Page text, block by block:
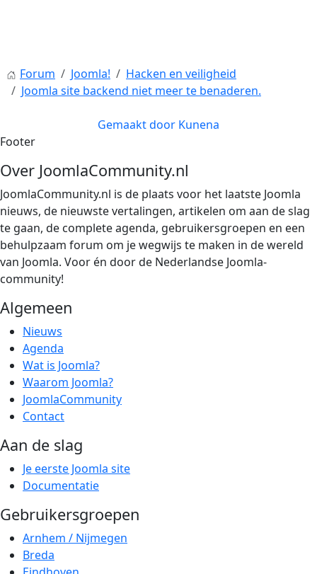
Forum Joomla!
Hacken en veiligheid
Joomla site backend niet meer te benaderen.
Gemaakt door Kunena
Footer
Over JoomlaCommunity.nl
JoomlaCommunity.nl is de plaats voor het laatste Joomla
nieuws, de nieuwste vertalingen, artikelen om aan de slag
te gaan, de complete agenda, gebruikersgroepen en een
behulpzaam forum om je wegwijs te maken in de wereld
van Joomla. Voor én door de Nederlandse Joomla-
community!
Algemeen
Nieuws
Agenda
Wat is Joomla?
Waarom Joomla?
JoomlaCommunity
Contact
Aan de slag
Je eerste Joomla site
Documentatie
Gebruikersgroepen
Arnhem / Nijmegen
Breda